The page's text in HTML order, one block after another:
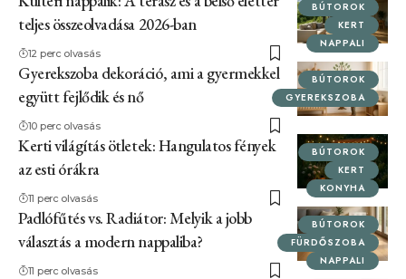
BÚTOROK
KERT
NAPPALI
teljes összeolvadása 2026-ban
12 perc olvasás
BÚTOROK
GYEREKSZOBA
Gyerekszoba dekoráció, ami a gyermekkel
együtt fejlődik és nő
10 perc olvasás
BÚTOROK
KERT
KONYHA
Kerti világítás ötletek: Hangulatos fények
az esti órákra
11 perc olvasás
BÚTOROK
FÜRDŐSZOBA
NAPPALI
Padlófűtés vs. Radiátor: Melyik a jobb
választás a modern nappaliba?
11 perc olvasás